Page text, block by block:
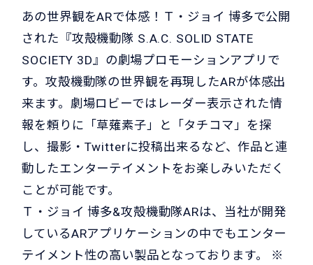
あの世界観をARで体感！Ｔ・ジョイ 博多で公開
された『攻殻機動隊 S.A.C. SOLID STATE
SOCIETY 3D』の劇場プロモーションアプリで
す。攻殻機動隊の世界観を再現したARが体感出
来ます。劇場ロビーではレーダー表示された情
報を頼りに「草薙素子」と「タチコマ」を探
し、撮影・Twitterに投稿出来るなど、作品と連
動したエンターテイメントをお楽しみいただく
ことが可能です。
Ｔ・ジョイ 博多&攻殻機動隊ARは、当社が開発
しているARアプリケーションの中でもエンター
テイメント性の高い製品となっております。 ※